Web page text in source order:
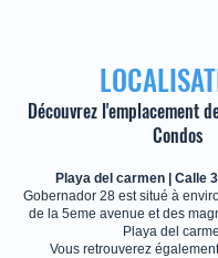
Découvrez l'emplacement
Condos
Playa del carmen | Calle
Gobernador 28 est situé à
de la 5eme avenue et des
Playa del
Vous retrouverez